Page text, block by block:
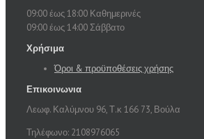
09:00 έως 18:00 Καθημερινές
09:00 έως 14:00 Σάββατο
Χρήσιμα
Όροι & προϋποθέσεις χρήσης
Επικοινωνια
Λεωφ. Καλύμνου 96, Τ.κ 166 73, Βούλα
Τηλέφωνο: 2108976065